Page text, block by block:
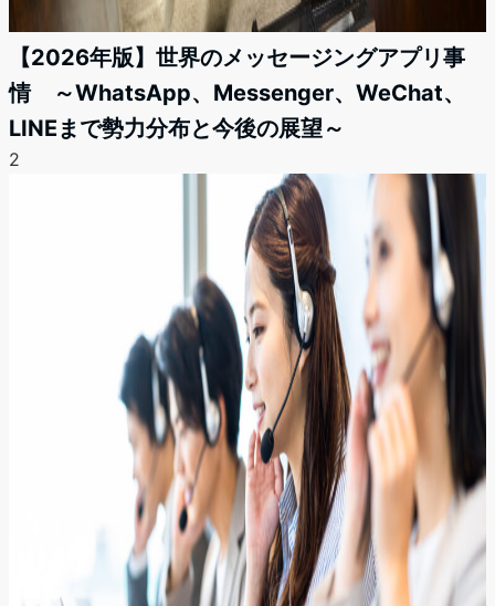
【2026年版】世界のメッセージングアプリ事
情 ～WhatsApp、Messenger、WeChat、
LINEまで勢力分布と今後の展望～
2